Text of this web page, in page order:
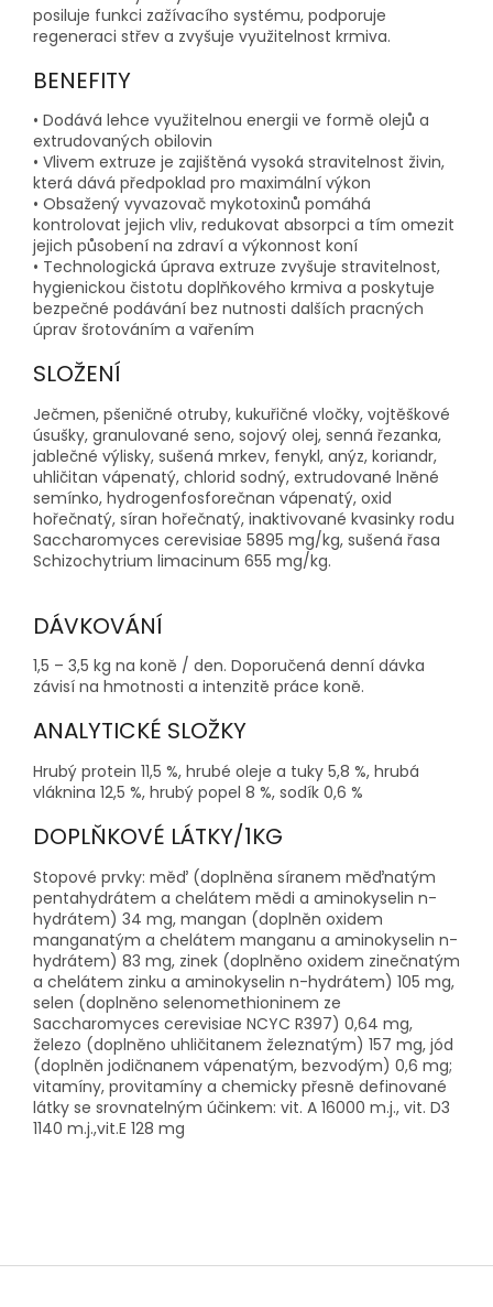
posiluje funkci zažívacího systému, podporuje
regeneraci střev a zvyšuje využitelnost krmiva.
BENEFITY
• Dodává lehce využitelnou energii ve formě olejů a
extrudovaných obilovin
• Vlivem extruze je zajištěná vysoká stravitelnost živin,
která dává předpoklad pro maximální výkon
• Obsažený vyvazovač mykotoxinů pomáhá
kontrolovat jejich vliv, redukovat absorpci a tím omezit
jejich působení na zdraví a výkonnost koní
• Technologická úprava extruze zvyšuje stravitelnost,
hygienickou čistotu doplňkového krmiva a poskytuje
bezpečné podávání bez nutnosti dalších pracných
úprav šrotováním a vařením
SLOŽENÍ
Ječmen, pšeničné otruby, kukuřičné vločky, vojtěškové
úsušky, granulované seno, sojový olej, senná řezanka,
jablečné výlisky, sušená mrkev, fenykl, anýz, koriandr,
uhličitan vápenatý, chlorid sodný, extrudované lněné
semínko, hydrogenfosforečnan vápenatý, oxid
hořečnatý, síran hořečnatý, inaktivované kvasinky rodu
Saccharomyces cerevisiae 5895 mg/kg, sušená řasa
Schizochytrium limacinum 655 mg/kg.
DÁVKOVÁNÍ
1,5 – 3,5 kg na koně / den. Doporučená denní dávka
závisí na hmotnosti a intenzitě práce koně.
ANALYTICKÉ SLOŽKY
Hrubý protein 11,5 %, hrubé oleje a tuky 5,8 %, hrubá
vláknina 12,5 %, hrubý popel 8 %, sodík 0,6 %
DOPLŇKOVÉ LÁTKY/1KG
Stopové prvky: měď (doplněna síranem měďnatým
pentahydrátem a chelátem mědi a aminokyselin n-
hydrátem) 34 mg, mangan (doplněn oxidem
manganatým a chelátem manganu a aminokyselin n-
hydrátem) 83 mg, zinek (doplněno oxidem zinečnatým
a chelátem zinku a aminokyselin n-hydrátem) 105 mg,
selen (doplněno selenomethioninem ze
Saccharomyces cerevisiae NCYC R397) 0,64 mg,
železo (doplněno uhličitanem železnatým) 157 mg, jód
(doplněn jodičnanem vápenatým, bezvodým) 0,6 mg;
vitamíny, provitamíny a chemicky přesně definované
látky se srovnatelným účinkem: vit. A 16000 m.j., vit. D3
1140 m.j.,vit.E 128 mg
Z